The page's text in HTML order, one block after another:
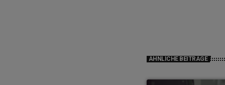
ÄHNLICHE BEITRÄGE